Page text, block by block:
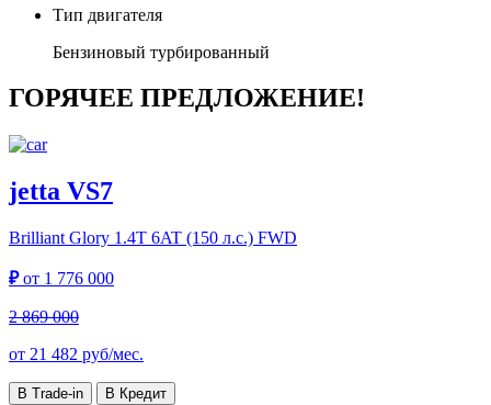
Тип двигателя
Бензиновый турбированный
ГОРЯЧЕЕ ПРЕДЛОЖЕНИЕ!
jetta VS7
Brilliant Glory 1.4T 6AT (150 л.с.) FWD
₽от 1 776 000
2 869 000
от 21 482 руб/мес.
В Trade-in В Кредит